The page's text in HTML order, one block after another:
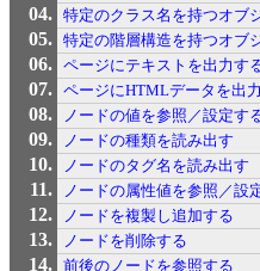
特定のクラス名を持つオブ
特定の階層構造を持つオブ
ページにテキストを出力す
ページにHTMLデータを出
ノードの値を参照／設定す
ノードの種類を読み出す
ノードのタグ名を読み出す
ノードの属性値を参照／設
ノードを複製し追加する
ノードを削除する
前後のノードを参照する